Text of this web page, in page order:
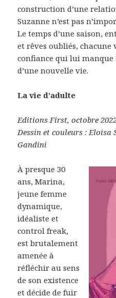
construction d’une
Suzanne n’est pas
Le temps d’une saison,
et rêves oubliés, chacune
confiance qui lui
d’une nouvelle vie.
La vie d’adulte
Editions First, octobre
Dessin et couleurs : Eloisa
Gandini
À presque 30
ans, Marina,
jeune femme
dynamique,
idéaliste et
control freak,
est brutalement
amenée à
réfléchir au sens
de son existence
et décide de fuir